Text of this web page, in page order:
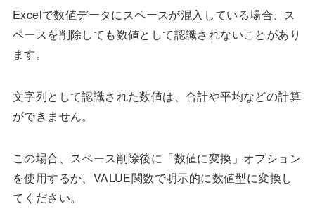
Excelで数値データにスペースが混入している場合、ス
ペースを削除しても数値として認識されないことがあり
ます。
文字列として認識された数値は、合計や平均などの計算
ができません。
この場合、スペース削除後に「数値に変換」オプション
を使用するか、VALUE関数で明示的に数値型に変換し
てください。